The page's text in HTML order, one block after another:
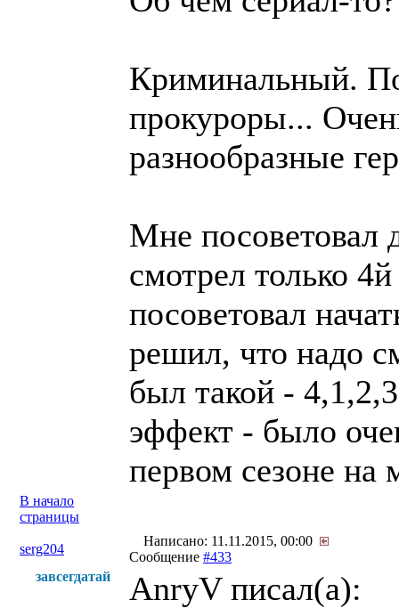
Криминальный.
прокуроры...
разнообразные
Мне
смотрел только
посоветовал
решил, что надо
был такой -
эффект - было
первом сезоне на
В начало
страницы
serg204
Написано: 11.11.2015, 00:00
Сообщение #433
завсегдатай
AnryV писал(a):